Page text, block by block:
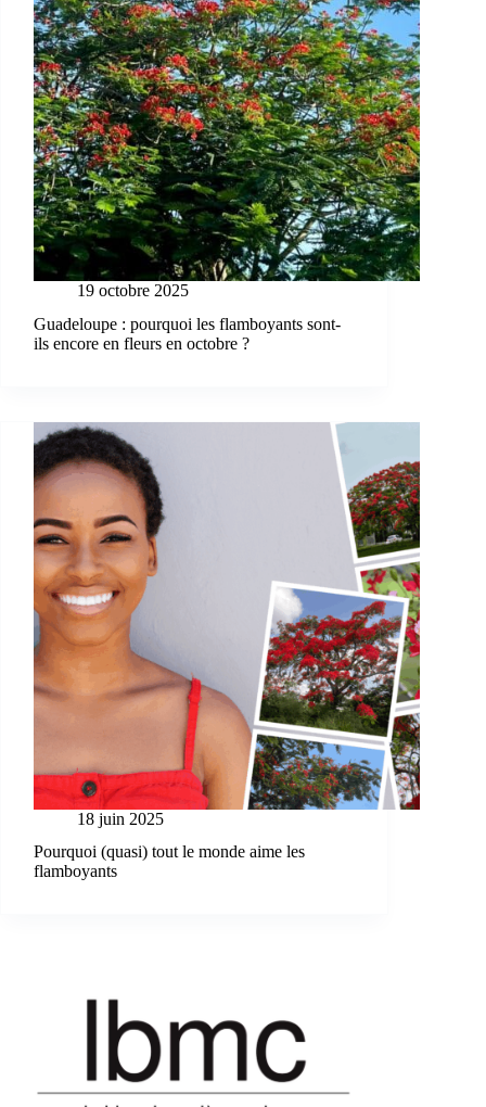
19 octobre 2025
Guadeloupe : pourquoi les flamboyants sont-
ils encore en fleurs en octobre ?
18 juin 2025
Pourquoi (quasi) tout le monde aime les
flamboyants